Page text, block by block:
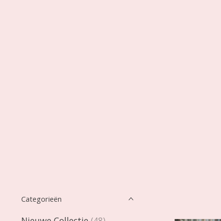
Categorieën